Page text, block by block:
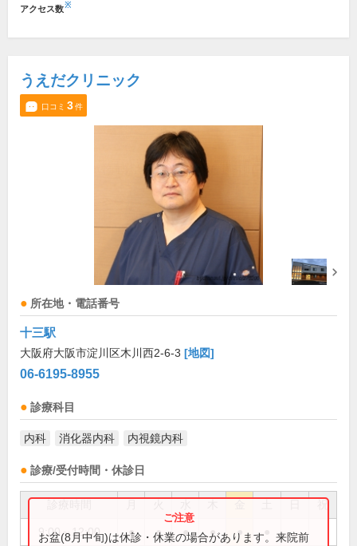
アクセス数※
うえだクリニック
口コミ 3件
所在地・電話番号
十三駅
大阪府大阪市淀川区木川西2-6-3 [地図]
06-6195-8955
診療科目
内科 消化器内科 内視鏡内科
診療/受付時間・休診日
祝
9:00～12:00 ● ● ● ● ●
お盆(8月中旬)は休診・休業の場合があります。来院前